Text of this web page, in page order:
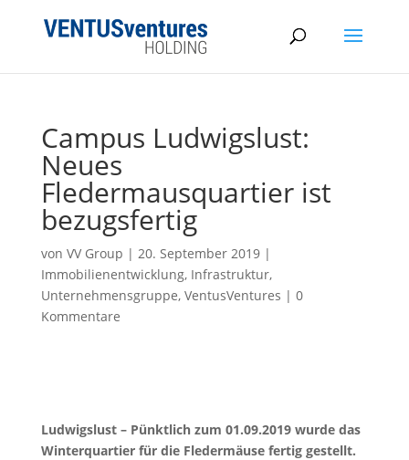
Campus Ludwigslust:
Neues
Fledermausquartier ist
bezugsfertig
von VV Group | 20. September 2019|
Immobilienentwicklung, Infrastruktur,
Unternehmensgruppe, VentusVentures | 0
Kommentare
Ludwigslust – Pünktlich zum 01.09.2019 wurde das
Winterquartier für die Fledermäuse fertig gestellt.